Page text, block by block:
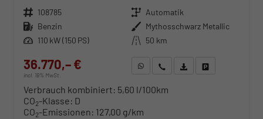
Fahrzeugnr. 108785 Getriebe Automatik
Kraftstoff Benzin Außenfarbe Mythosschwarz Metallic
Leistung 110 kW (150 PS) Kilometerstand 50 km
36.770,– €
incl. 19% MwSt.
WhatsApp anfragen
Wir rufen Sie anFahrzeugexposé (PDF)
Verbrauch kombiniert: 5,60 l/100km
CO2-Klasse: D
CO2-Emissionen: 127,00 g/km